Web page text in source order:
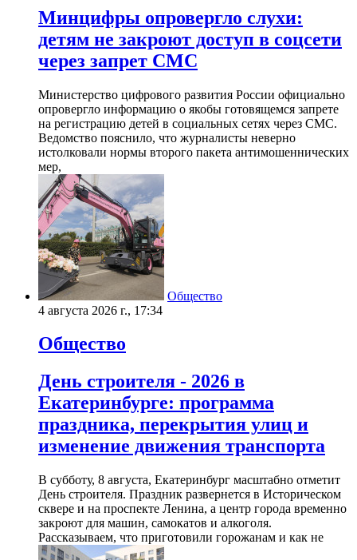
Минцифры опровергло слухи:
детям не закроют доступ в соцсети
через запрет СМС
Министерство цифрового развития России официально
опровергло информацию о якобы готовящемся запрете
на регистрацию детей в социальных сетях через СМС.
Ведомство пояснило, что журналисты неверно
истолковали нормы второго пакета антимошеннических
мер,
Общество
4 августа 2026 г., 17:34
Общество
День строителя - 2026 в
Екатеринбурге: программа
праздника, перекрытия улиц и
изменение движения транспорта
В субботу, 8 августа, Екатеринбург масштабно отметит
День строителя. Праздник развернется в Историческом
сквере и на проспекте Ленина, а центр города временно
закроют для машин, самокатов и алкоголя.
Рассказываем, что приготовили горожанам и как не